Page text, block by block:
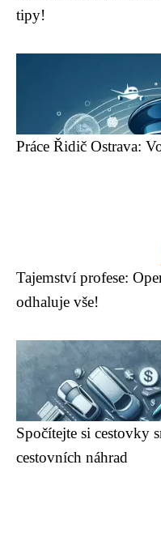
tipy!
Práce Řidič Ostrava:
Tajemství profese:
odhaluje vše!
Spočítejte si cestovky
cestovních náhrad